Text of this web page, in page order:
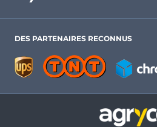
DES PARTENAIRES RECONNUS